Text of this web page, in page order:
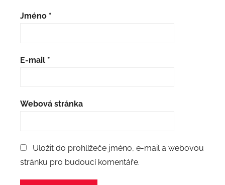
Jméno *
E-mail *
Webová stránka
Uložit do prohlížeče jméno, e-mail a webovou
stránku pro budoucí komentáře.